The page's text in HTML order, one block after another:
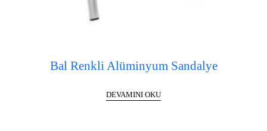
Bal Renkli Alüminyum Sandalye
DEVAMINI OKU